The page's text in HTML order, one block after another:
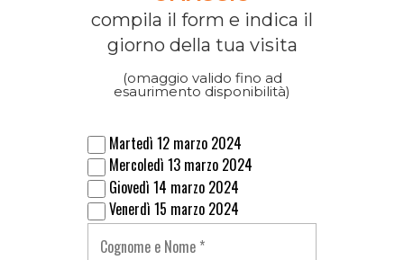
compila il form e indica il
giorno della tua visita
(omaggio valido fino ad
esaurimento disponibilità)